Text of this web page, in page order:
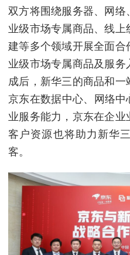
双方将围绕服务器、网
业级市场专属商品、线
建等多个领域开展全面
业级市场专属商品及服
成后，新华三的商品和
京东在数据中心、网络
业服务能力，京东在企业
客户资源也将助力新华
客。